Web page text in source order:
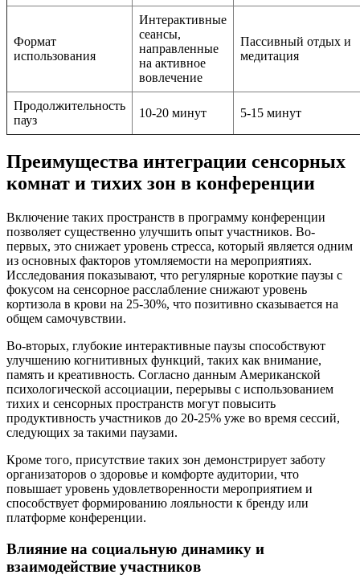
Формат
использования
Интерактивные
сеансы,
направленные
на активное
вовлечение
Пассивный отдых и
медитация
Продолжительность
пауз
10-20 минут 5-15 минут
Преимущества интеграции сенсорных
комнат и тихих зон в конференции
Включение таких пространств в программу конференции
позволяет существенно улучшить опыт участников. Во-
первых, это снижает уровень стресса, который является одним
из основных факторов утомляемости на мероприятиях.
Исследования показывают, что регулярные короткие паузы с
фокусом на сенсорное расслабление снижают уровень
кортизола в крови на 25-30%, что позитивно сказывается на
общем самочувствии.
Во-вторых, глубокие интерактивные паузы способствуют
улучшению когнитивных функций, таких как внимание,
память и креативность. Согласно данным Американской
психологической ассоциации, перерывы с использованием
тихих и сенсорных пространств могут повысить
продуктивность участников до 20-25% уже во время сессий,
следующих за такими паузами.
Кроме того, присутствие таких зон демонстрирует заботу
организаторов о здоровье и комфорте аудитории, что
повышает уровень удовлетворенности мероприятием и
способствует формированию лояльности к бренду или
платформе конференции.
Влияние на социальную динамику и
взаимодействие участников